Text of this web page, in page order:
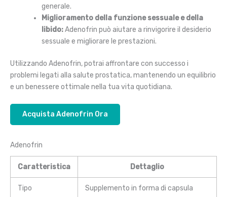
generale.
Miglioramento della funzione sessuale e della
libido:Adenofrin può aiutare a rinvigorire il desiderio
sessuale e migliorare le prestazioni.
Utilizzando Adenofrin, potrai affrontare con successo i
problemi legati alla salute prostatica, mantenendo un equilibrio
e un benessere ottimale nella tua vita quotidiana.
Acquista Adenofrin Ora
Adenofrin
Caratteristica Dettaglio
Tipo Supplemento in forma di capsula